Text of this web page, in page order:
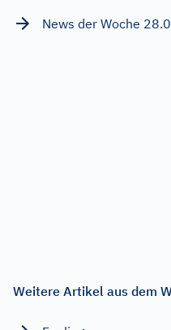
News der Woche
Weitere Artikel aus dem